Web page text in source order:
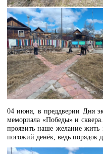
04 июня, в преддверии Дня
мемориала «Победы» и
проявить наше желание жить
погожий денёк, ведь порядок